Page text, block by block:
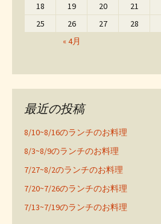
« 4月
18
19 20 21
25
26 27 28
最近の投稿
8/10~8/16のランチのお料理
8/3~8/9のランチのお料理
7/27~8/2のランチのお料理
7/20~7/26のランチのお料理
7/13~7/19のランチのお料理